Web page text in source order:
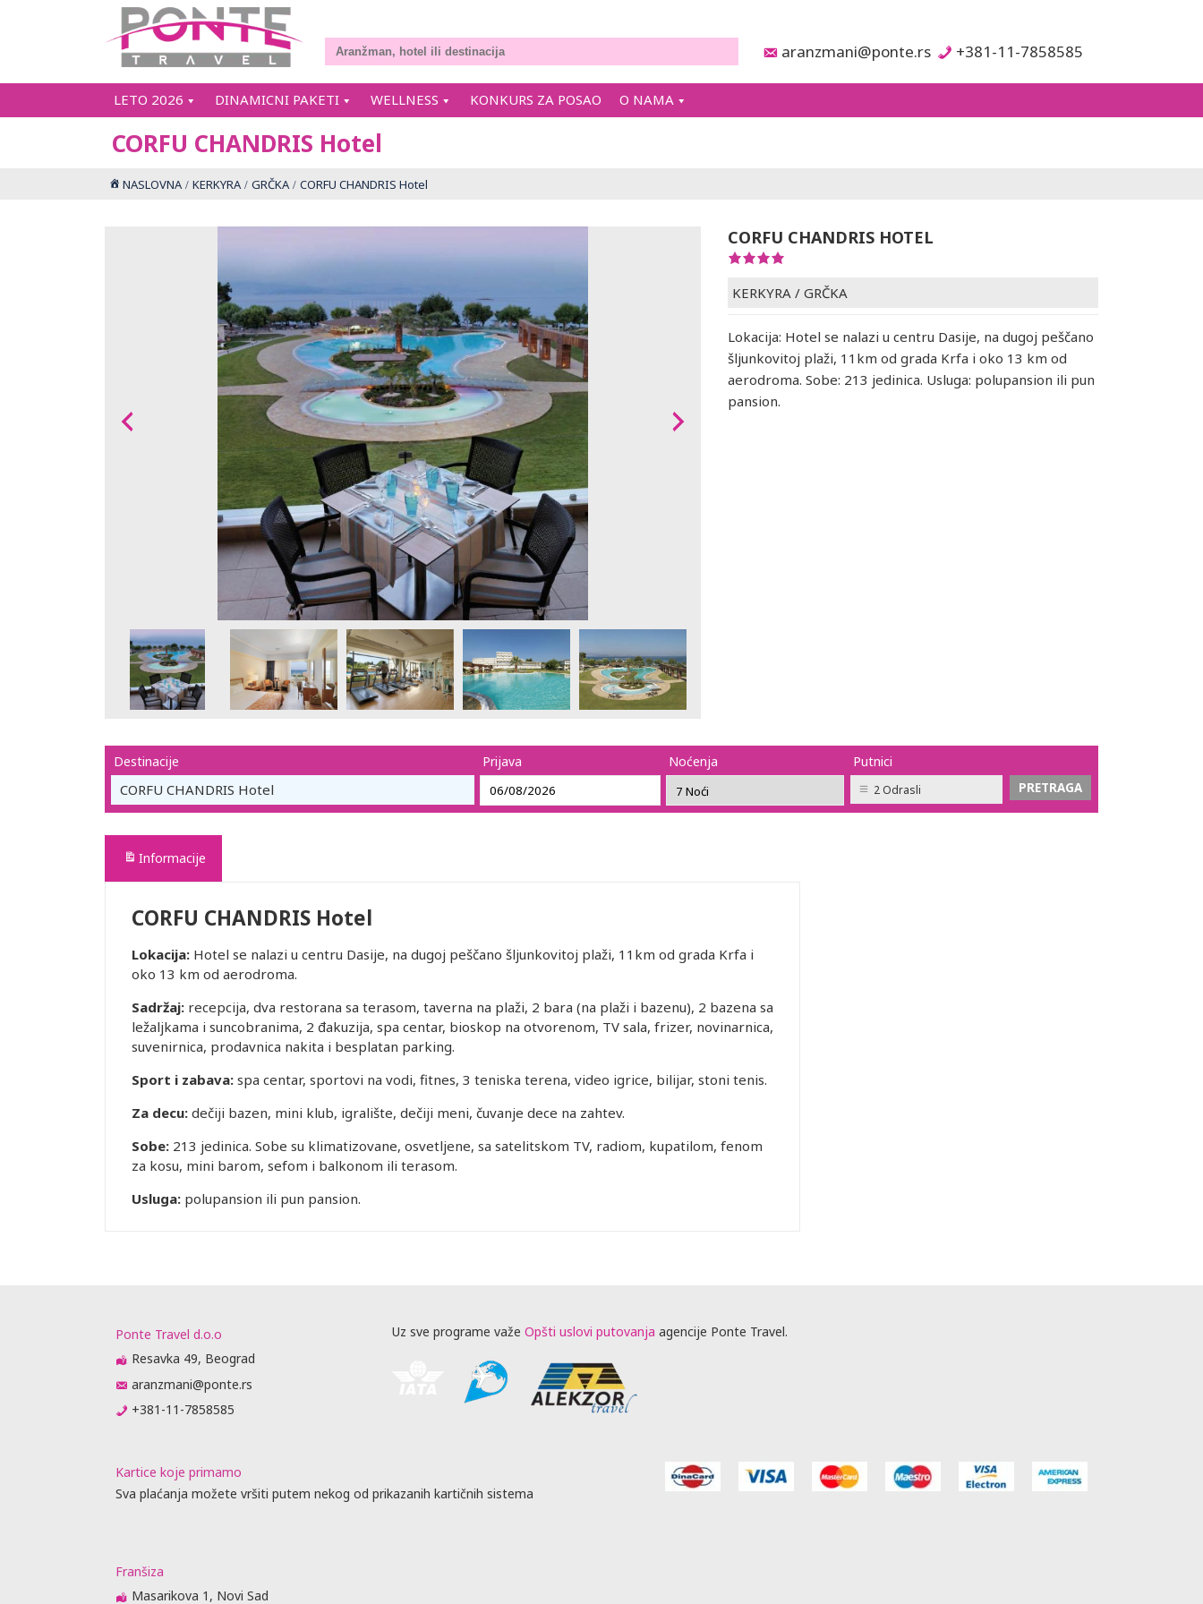
aranzmani@ponte.rs +381-11-7858585
LETO 2026 DINAMICNI PAKETI WELLNESS KONKURS ZA POSAO O NAMA
CORFU CHANDRIS Hotel
NASLOVNA KERKYRA GRČKA CORFU CHANDRIS Hotel
CORFU CHANDRIS HOTEL
KERKYRA / GRČKA
Lokacija: Hotel se nalazi u centru Dasije, na dugoj peščano
šljunkovitoj plaži, 11km od grada Krfa i oko 13 km od
aerodroma. Sobe: 213 jedinica. Usluga: polupansion ili pun
pansion.
Destinacije
CORFU CHANDRIS Hotel
Prijava Noćenja Putnici
2 Odrasli
Informacije
CORFU CHANDRIS Hotel
Lokacija: Hotel se nalazi u centru Dasije, na dugoj peščano šljunkovitoj plaži, 11km od grada Krfa i
oko 13 km od aerodroma.
Sadržaj: recepcija, dva restorana sa terasom, taverna na plaži, 2 bara (na plaži i bazenu), 2 bazena sa
ležaljkama i suncobranima, 2 đakuzija, spa centar, bioskop na otvorenom, TV sala, frizer, novinarnica,
suvenirnica, prodavnica nakita i besplatan parking.
Sport i zabava: spa centar, sportovi na vodi, fitnes, 3 teniska terena, video igrice, bilijar, stoni tenis.
Za decu: dečiji bazen, mini klub, igralište, dečiji meni, čuvanje dece na zahtev.
Sobe: 213 jedinica. Sobe su klimatizovane, osvetljene, sa satelitskom TV, radiom, kupatilom, fenom
za kosu, mini barom, sefom i balkonom ili terasom.
Usluga: polupansion ili pun pansion.
Ponte Travel d.o.o
Resavka 49, Beograd
aranzmani@ponte.rs
+381-11-7858585
Uz sve programe važe Opšti uslovi putovanja agencije Ponte Travel.
Kartice koje primamo
Sva plaćanja možete vršiti putem nekog od prikazanih kartičnih sistema
Franšiza
Masarikova 1, Novi Sad